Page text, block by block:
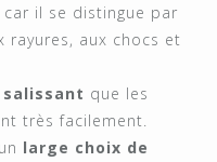
car il se distingue par
rayures, aux chocs et
salissant que les
très facilement.
large choix de